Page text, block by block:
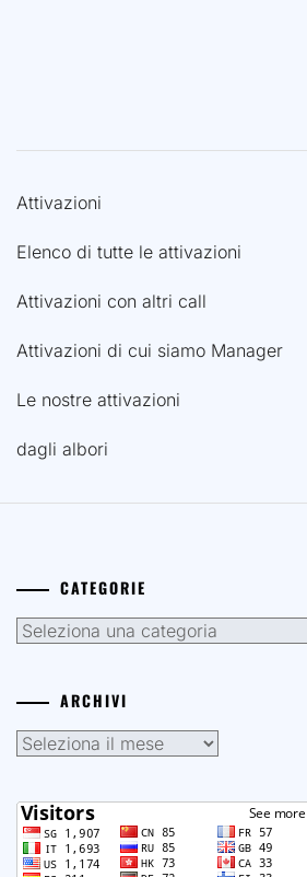
Attivazioni
Elenco di tutte le attivazioni
Attivazioni con altri call
Attivazioni di cui siamo Manager
Le nostre attivazioni
dagli albori
CATEGORIE
Categorie
ARCHIVI
Archivi